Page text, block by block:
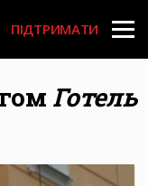
User
account
menu
ПІДТРИМАТИ
Готель